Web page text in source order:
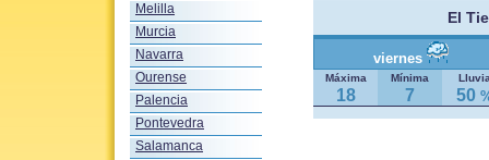
Melilla
Murcia
Navarra
Ourense
Palencia
Pontevedra
Salamanca
El
viernes
Máxima Mínima
18 7 50